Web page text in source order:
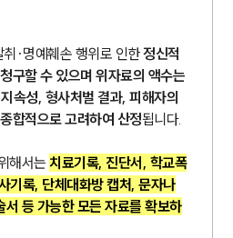
·명예훼손 행위로 인한정신적
구할 수 있으며 위자료의 액수는
속성, 형사처벌 결과, 피해자의
합적으로 고려하여 산정됩니다.
해서는치료기록, 진단서, 학교폭
기록, 단체대화방 캡처, 문자나
등 가능한 모든 자료를 확보하